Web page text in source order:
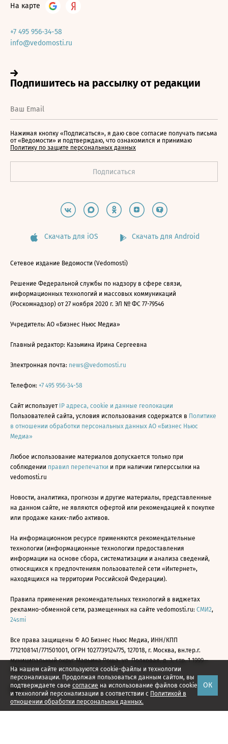
На нашем сайте используются cookie-файлы и технологии
персонализации. Продолжая пользоваться данным сайтом, вы
подтверждаете свое согласие на использование файлов cookie
и технологий персонализации в соответствии с Политикой в
отношении обработки персональных данных.
ОК
На карте
+7 495 956-34-58
info@vedomosti.ru
Нажимая кнопку «Подписаться», я даю свое согласие получать письма
от «Ведомости» и подтверждаю, что ознакомился и принимаю
Политику по защите персональных данных
Скачать для iOS Скачать для Android
Сетевое издание Ведомости (Vedomosti)
Решение Федеральной службы по надзору в сфере связи,
информационных технологий и массовых коммуникаций
(Роскомнадзор) от 27 ноября 2020 г. ЭЛ № ФС 77-79546
Учредитель: АО «Бизнес Ньюс Медиа»
Главный редактор: Казьмина Ирина Сергеевна
Электронная почта: news@vedomosti.ru
Телефон: +7 495 956-34-58
Сайт использует IP адреса, cookie и данные геолокации
Пользователей сайта, условия использования содержатся в Политике
в отношении обработки персональных данных АО «Бизнес Ньюс
Медиа»
Любое использование материалов допускается только при
соблюдении правил перепечатки и при наличии гиперссылки на
vedomosti.ru
Новости, аналитика, прогнозы и другие материалы, представленные
на данном сайте, не являются офертой или рекомендацией к покупке
или продаже каких-либо активов.
На информационном ресурсе применяются рекомендательные
технологии (информационные технологии предоставления
информации на основе сбора, систематизации и анализа сведений,
относящихся к предпочтениям пользователей сети «Интернет»,
находящихся на территории Российской Федерации).
Правила применения рекомендательных технологий в виджетах
рекламно-обменной сети, размещенных на сайте vedomosti.ru: СМИ2,
24smi
Все права защищены © АО Бизнес Ньюс Медиа, ИНН/КПП
7712108141/771501001, ОГРН 1027739124775, 127018, г. Москва, вн.тер.г.
муниципальный округ Марьина Роща, ул. Полковая, д. 3, стр. 1 1999—
2026